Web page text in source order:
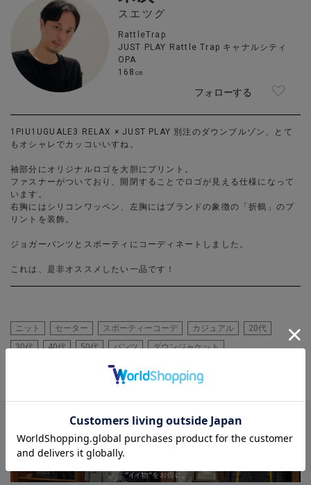
スエツグ
RattleTrap
JUST PLAY Rattle Trap キャナルシティ
OPA
168㎝
フォローする
1PIU1UGUALE3 RELAX × JUST PLAY 別注のダウンブルゾン、とて
もオシャレでカッコいいすね。
袖部分にオリジナルロゴを大胆にプリント。
ファスナーがついており、開閉することでロゴが見える仕様になって
います。
右胸にはシリコンワッペン、左胸にはブランドの象徴の「折鶴」のプ
リントを装飾。
ジョガーパンツとスポーティにコーディネートしました。
これは、是非オススメしたい一品です！
ニット セーター スポーティーコーデ カジュアル
20代
30代
40代 50代 パンツ ダウンジャケット